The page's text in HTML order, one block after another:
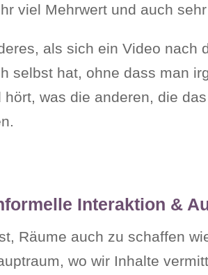
viel Mehrwert und auch
als sich ein Video
selbst hat, ohne dass man
was die anderen, die
Interaktion &
Räume auch zu schaffen
wo wir Inhalte